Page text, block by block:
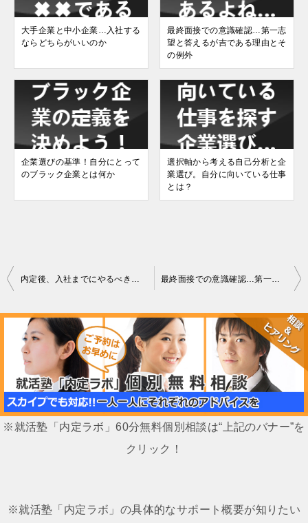
大手企業と中小企業…入社する
ならどちらがいいのか
最終面接での意識確認…第一志
望と答えるが吉である理由とそ
の例外
企業選びの基準！自分にとって
のブラック企業とは何か
選択軸から考える自己分析と企
業選び。自分に向いている仕事
とは？
投
ナ
ー
シ
ョ
内定後、入社までにやるべきことは何か？は…逆質問としてNGな理由 最終面接での意識確認…第一志望と答えるが吉である理由とその例外
※就活塾「内定ラボ」60分無料個別相談は“上記のバナー”を
クリック！
※就活塾「内定ラボ」の具体的なサポート概要が知りたい